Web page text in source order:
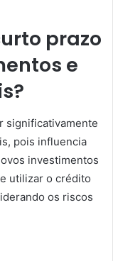
prazo
e
significativamente
pois influencia
investimentos
utilizar o crédito
os riscos